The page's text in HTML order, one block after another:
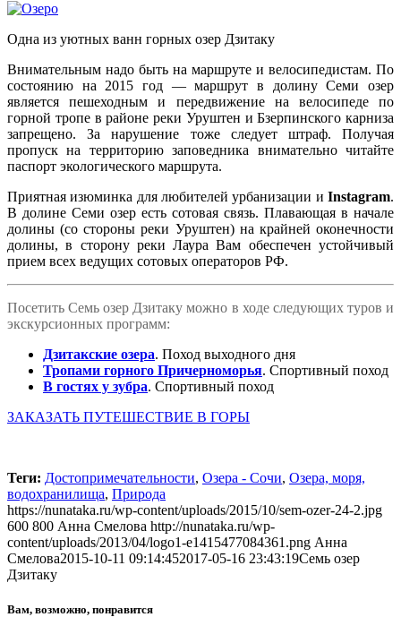
Одна из уютных ванн горных озер Дзитаку
Внимательным надо быть на маршруте и велосипедистам. По
состоянию на 2015 год — маршрут в долину Семи озер
является пешеходным и передвижение на велосипеде по
горной тропе в районе реки Уруштен и Бзерпинского карниза
запрещено. За нарушение тоже следует штраф. Получая
пропуск на территорию заповедника внимательно читайте
паспорт экологического маршрута.
Приятная изюминка для любителей урбанизации и Instagram.
В долине Семи озер есть сотовая связь. Плавающая в начале
долины (со стороны реки Уруштен) на крайней оконечности
долины, в сторону реки Лаура Вам обеспечен устойчивый
прием всех ведущих сотовых операторов РФ.
Посетить Семь озер Дзитаку можно в ходе следующих туров и
экскурсионных программ:
Дзитакские озера. Поход выходного дня
Тропами горного Причерноморья. Спортивный поход
В гостях у зубра. Спортивный поход
ЗАКАЗАТЬ ПУТЕШЕСТВИЕ В ГОРЫ
Теги: Достопримечательности, Озера - Сочи, Озера, моря,
водохранилища, Природа
https://nunataka.ru/wp-content/uploads/2015/10/sem-ozer-24-2.jpg
600 800 Анна Смелова http://nunataka.ru/wp-
content/uploads/2013/04/logo1-e1415477084361.png Анна
Смелова2015-10-11 09:14:452017-05-16 23:43:19Семь озер
Дзитаку
Вам, возможно, понравится